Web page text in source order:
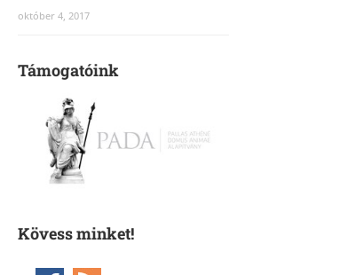
október 4, 2017
Támogatóink
Kövess minket!